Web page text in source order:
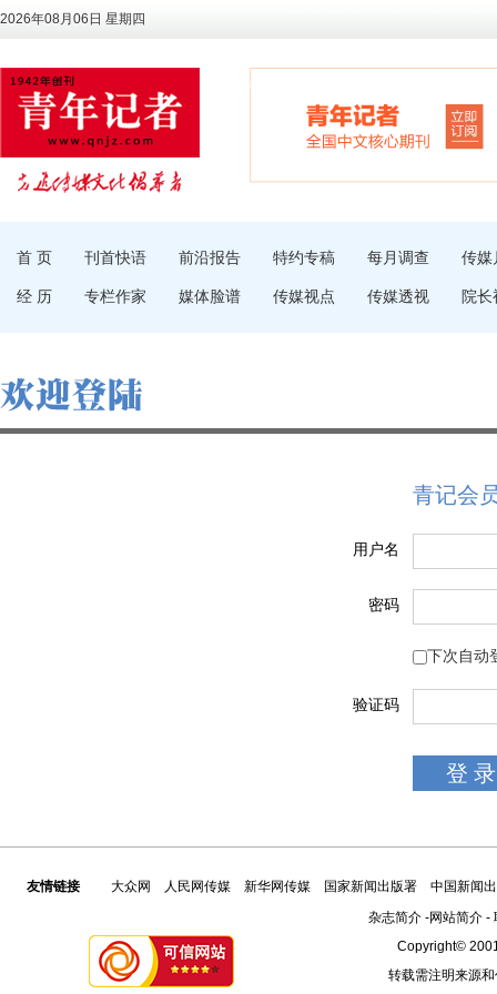
2026年08月06日 星期四
首 页 刊首快语 前沿报告 特约专稿 每月调查 传媒
经 历 专栏作家 媒体脸谱 传媒视点 传媒透视 院长
青记会
用户名
密码
下次自动
验证码
友情链接 大众网 人民网传媒 新华网传媒 国家新闻出版署
中国新闻
杂志简介 -网站简介 -
Copyright©
转载需注明来源